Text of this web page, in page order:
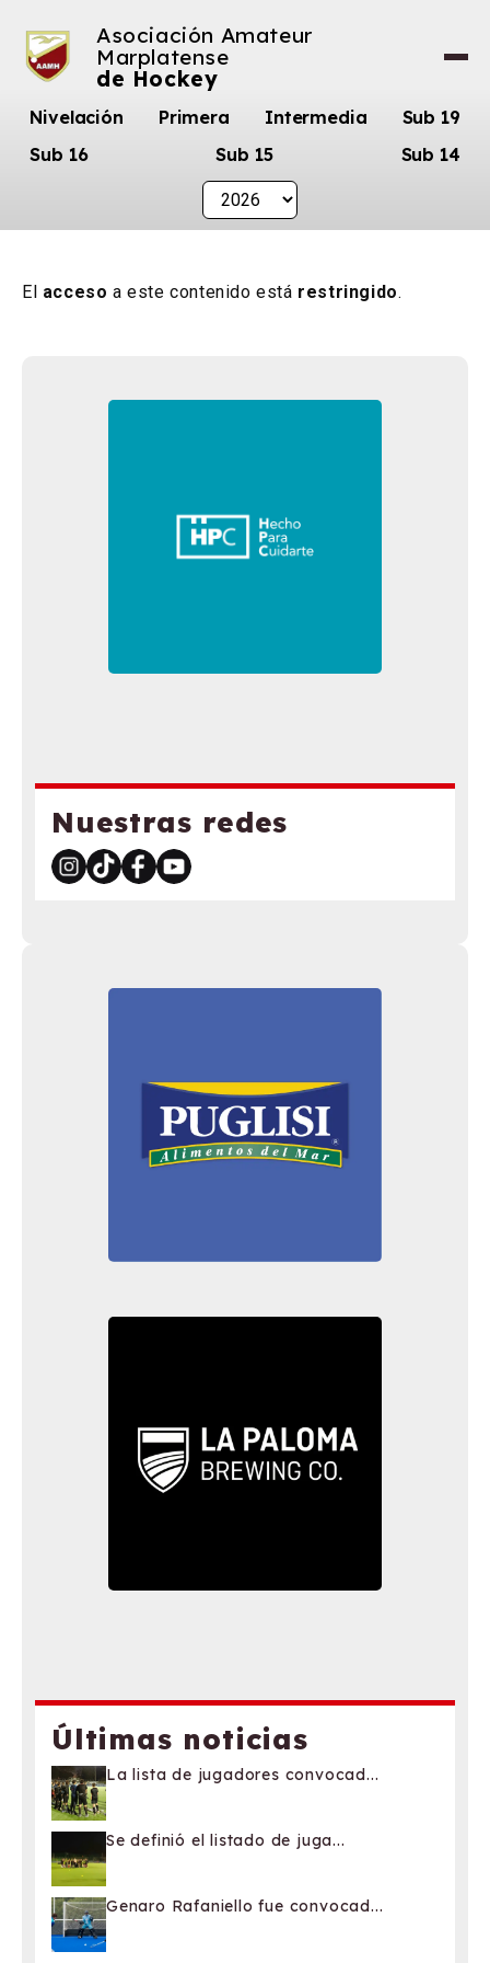
Asociación Amateur
Marplatense
de Hockey
Nivelación Primera Intermedia
Sub 19
Sub 16
Sub 15 Sub 14
Nuestras redes
El acceso a este contenido está restringido.
Últimas noticias
La lista de jugadores convocad...
Se definió el listado de juga...
Genaro Rafaniello fue convocad...